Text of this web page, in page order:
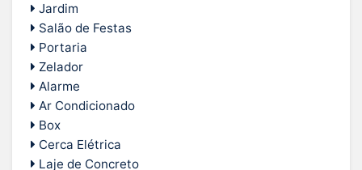
Jardim
Salão de Festas
Portaria
Zelador
Alarme
Ar Condicionado
Box
Cerca Elétrica
Laje de Concreto